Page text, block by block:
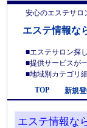
安心のエステサロ
エステ情報な
■エステサロン探
■提供サービスが
■地域別カテゴリ
TOP
新規
エステ情報な